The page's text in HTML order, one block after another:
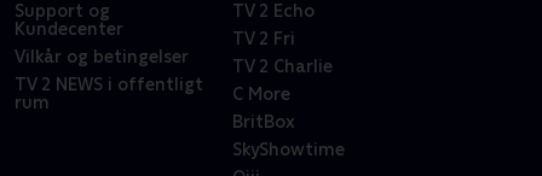
Support og
Kundecenter
Vilkår og betingelser
TV 2 NEWS i offentligt
rum
TV 2 Echo
TV 2 Fri
TV 2 Charlie
C More
BritBox
SkyShowtime